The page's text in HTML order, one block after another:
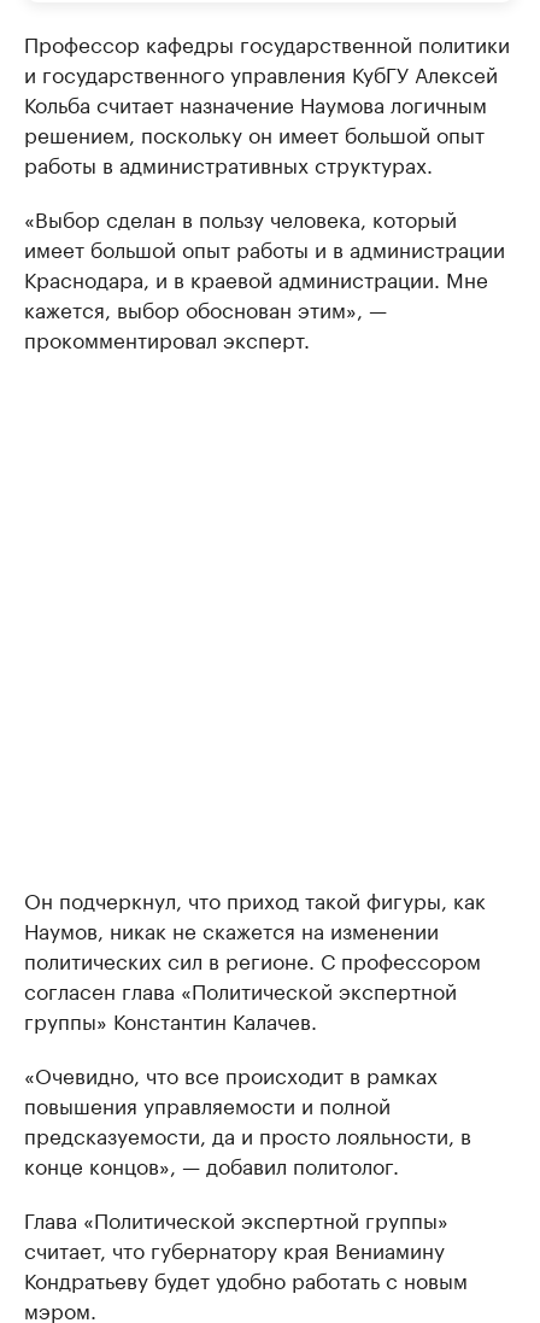
Профессор кафедры государственной политики
и государственного управления КубГУ Алексей
Кольба считает назначение Наумова логичным
решением, поскольку он имеет большой опыт
работы в административных структурах.
«Выбор сделан в пользу человека, который
имеет большой опыт работы и в администрации
Краснодара, и в краевой администрации. Мне
кажется, выбор обоснован этим», —
прокомментировал эксперт.
Он подчеркнул, что приход такой фигуры, как
Наумов, никак не скажется на изменении
политических сил в регионе. С профессором
согласен глава «Политической экспертной
группы» Константин Калачев.
«Очевидно, что все происходит в рамках
повышения управляемости и полной
предсказуемости, да и просто лояльности, в
конце концов», — добавил политолог.
Глава «Политической экспертной группы»
считает, что губернатору края Вениамину
Кондратьеву будет удобно работать с новым
мэром.